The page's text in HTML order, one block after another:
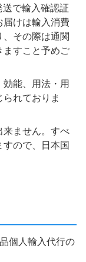
で輸入確認証
届けは輸入消費
その際は通関
ますこと予めご
能、用法・用
れておりま
来ません。すべ
ので、日本国
個人輸入代行の